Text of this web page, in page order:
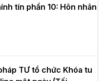
tái đắc
phố Hải
tín phần 10: Hôn nhân
TƯ tổ chức Khóa tu